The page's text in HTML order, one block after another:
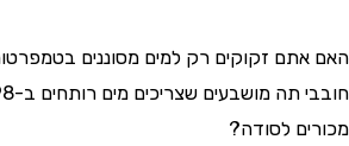
זקוקים רק למים מסוננים
חובבי תה
לסודה?